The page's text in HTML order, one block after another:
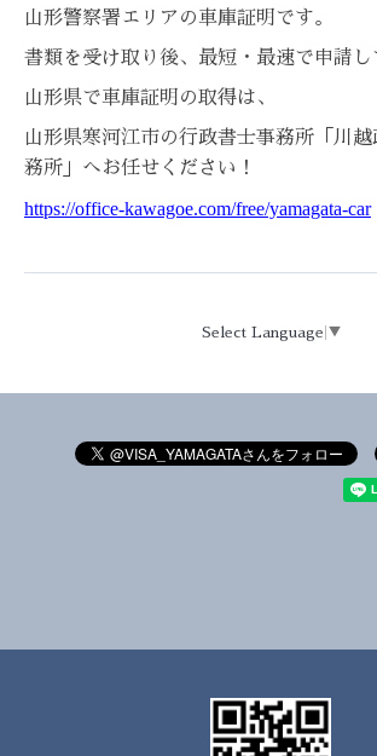
山形警察署エリアの車庫証明です。
書類を受け取り後、最短・最速で申請し
山形県で車庫証明の取得は、
山形県寒河江市の行政書士事務所「川
務所」へお任せください！
https://office-kawagoe.com/free/yamagata-car
Select Language ▼